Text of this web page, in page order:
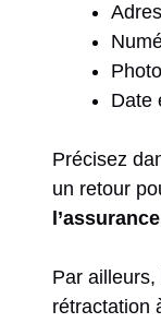
Date
Précisez
un retour
Par
rétractation